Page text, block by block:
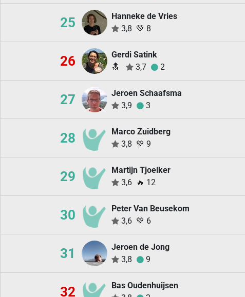
25
Hanneke de Vries
3,8 💚 8
26
Gerdi Satink
🔝
3,7 2
27
Jeroen Schaafsma
3,9
3
28
Marco Zuidberg
3,8 💚 9
29
Martijn Tjoelker
3,6 🔥 12
30
Peter Van Beusekom
3,6 💚 6
31
Jeroen de Jong
3,8
9
32
Bas Oudenhuijsen